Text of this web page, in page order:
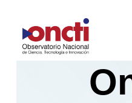
al
contenido